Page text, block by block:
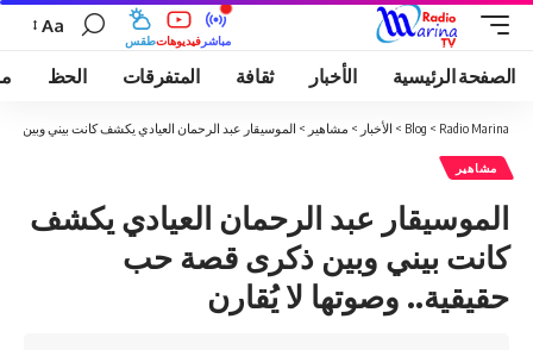
طقسفيديوهات مباشر
Aa
الصفحة الرئيسية الأخبار ثقافة المتفرقات الحظ
Radio Marina
>
Blog
> الأخبار > مشاهير > الموسيقار عبد الرحمان العيادي يكشف كانت بيني وبين
مشاهير
الموسيقار عبد الرحمان العيادي يكشف
كانت بيني وبين ذكرى قصة حب
حقيقية.. وصوتها لا يُقارن